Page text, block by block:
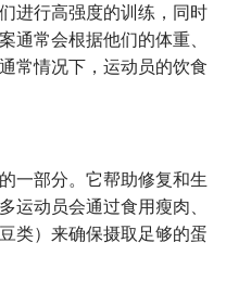
进行高强度的训练，同时
通常会根据他们的体重、
常情况下，运动员的饮食
一部分。它帮助修复和生
运动员会通过食用瘦肉、
类）来确保摄取足够的蛋